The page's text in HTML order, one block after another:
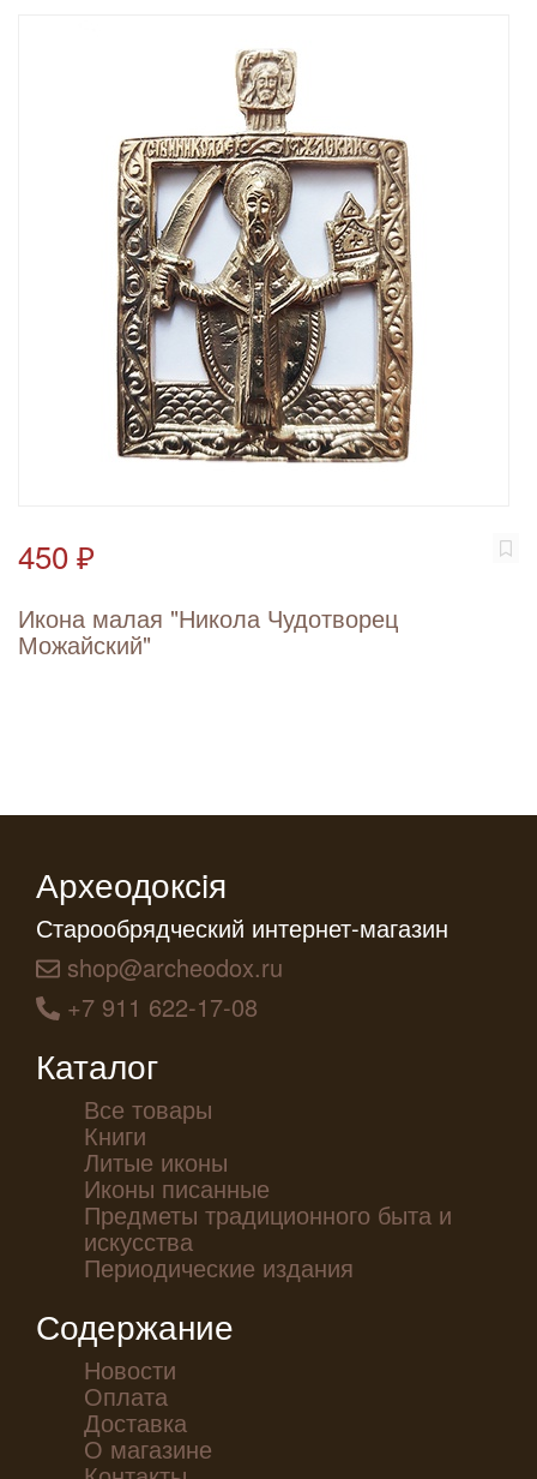
450 ₽
Икона малая "Никола Чудотворец
Можайский"
Археодоксiя
Старообрядческий интернет-магазин
shop@archeodox.ru
+7 911 622-17-08
Каталог
Все товары
Книги
Литые иконы
Иконы писанные
Предметы традиционного быта и
искусства
Периодические издания
Содержание
Новости
Оплата
Доставка
О магазине